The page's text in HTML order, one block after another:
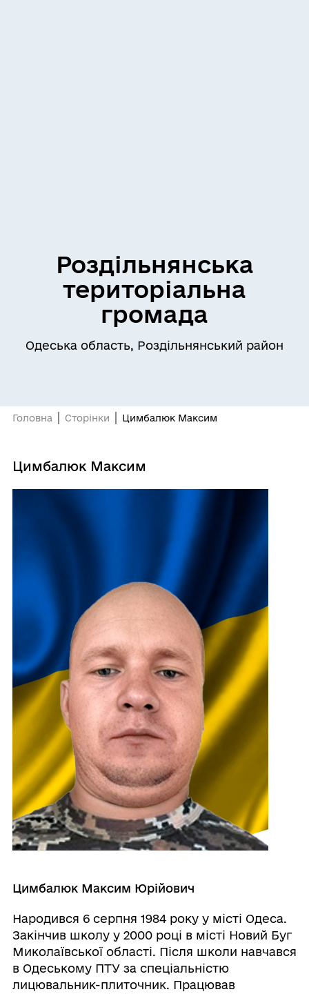
Роздільнянська
територіальна
громада
Одеська область, Роздільнянський район
Головна Сторінки Цимбалюк Максим
Цимбалюк Максим
Цимбалюк Максим Юрійович
Народився 6 серпня 1984 року у місті Одеса.
Закінчив школу у 2000 році в місті Новий Буг
Миколаївської області. Після школи навчався
в Одеському ПТУ за спеціальністю
лицювальник-плиточник. Працював